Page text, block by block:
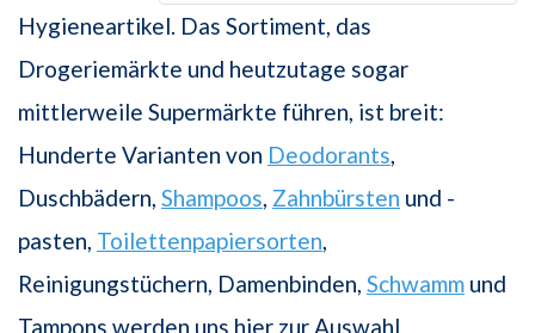
Hygieneartikel. Das Sortiment, das
Drogeriemärkte und heutzutage sogar
mittlerweile Supermärkte führen, ist breit:
Hunderte Varianten von Deodorants,
Duschbädern, Shampoos, Zahnbürsten und -
pasten, Toilettenpapiersorten,
Reinigungstüchern, Damenbinden, Schwamm und
Tampons werden uns hier zur Auswahl